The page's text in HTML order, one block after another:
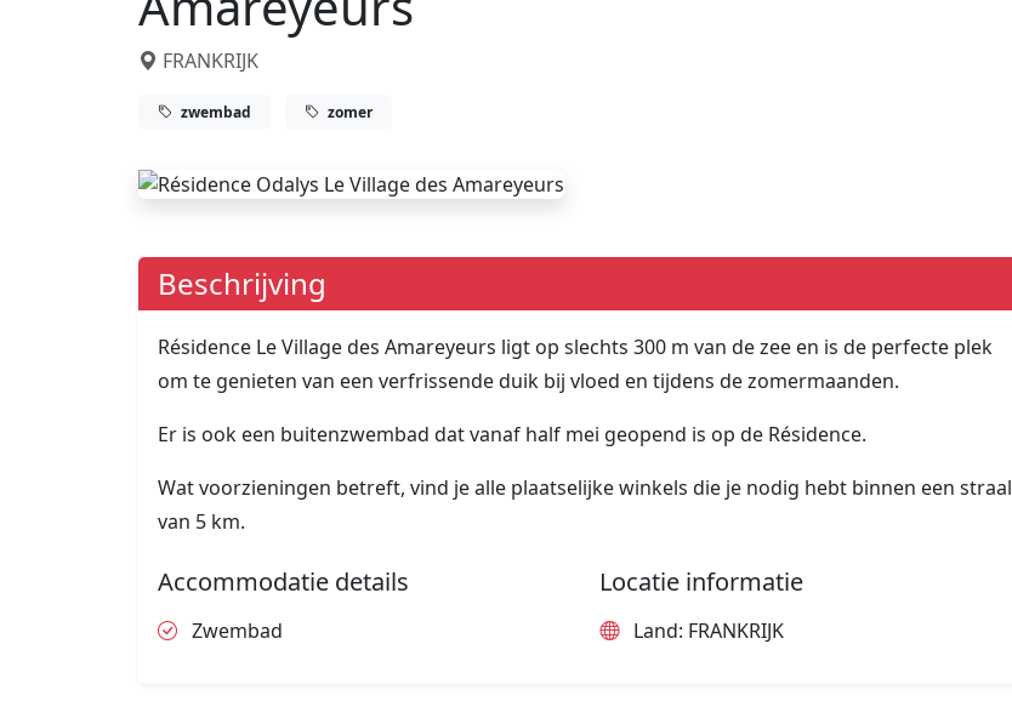
FRANKRIJK
zwembad zomer
Beschrijving
Résidence Le Village des Amareyeurs ligt op slechts 300 m van de zee en is de perfecte plek
om te genieten van een verfrissende duik bij vloed en tijdens de zomermaanden.
Er is ook een buitenzwembad dat vanaf half mei geopend is op de Résidence.
Wat voorzieningen betreft, vind je alle plaatselijke winkels die je nodig hebt binnen een straal
van 5 km.
Accommodatie details
Zwembad
Locatie informatie
Land: FRANKRIJK